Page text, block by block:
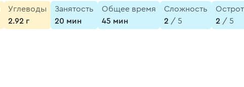
Углеводы
2.92 г
Занятость
20 мин
Общее время
45 мин
Сложность
2 / 5
2 / 5